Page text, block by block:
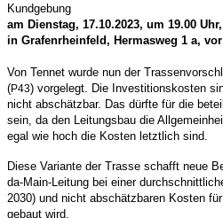
Kundgebung
am Diens­tag, 17.10.2023, um 19.00 Uhr,
in Gra­fen­rhein­feld, Her­mas­weg 1 a,
Von Ten­net wur­de nun der
(P43) vor­ge­legt. Die Inves­ti­ti­ons­kos­ten
nicht abschätz­bar. Das dürf­te für die
sein, da den Lei­tungs­bau die
egal wie hoch die Kos­ten letzt­lich sind.
Die­se Vari­an­te der Tras­se schafft neue
da-Main-Lei­tung bei einer
2030) und nicht abschätz­ba­ren Kos­ten
gebaut wird.